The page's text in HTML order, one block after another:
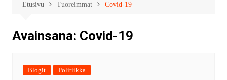
Etusivu Tuoreimmat Covid-19
Avainsana: Covid-19
Blogit Politiikka